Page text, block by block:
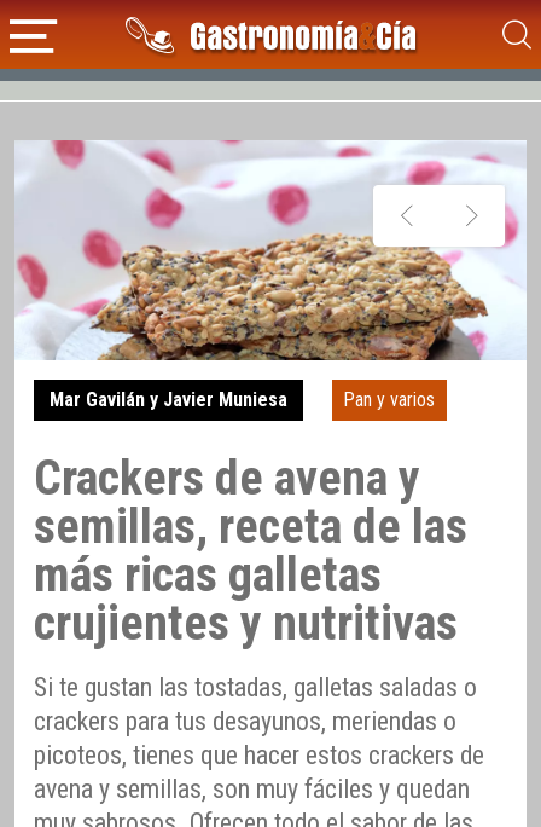
Mar Gavilán y Javier Muniesa Pan y varios
Crackers de avena y
semillas, receta de las
más ricas galletas
crujientes y nutritivas
Si te gustan las tostadas, galletas saladas o
crackers para tus desayunos, meriendas o
picoteos, tienes que hacer estos crackers de
avena y semillas, son muy fáciles y quedan